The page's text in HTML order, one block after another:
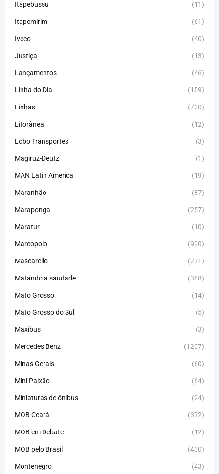
Itapebussu (11)
Itapemirim (61)
Iveco (40)
Justiça (13)
Lançamentos (46)
Linha do Dia (159)
Linhas (730)
Litorânea (12)
Lobo Transportes (3)
Magiruz-Deutz (1)
MAN Latin America (19)
Maranhão (87)
Maraponga (257)
Maratur (10)
Marcopolo (920)
Mascarello (271)
Matando a saudade (388)
Mato Grosso (14)
Mato Grosso do Sul (5)
Maxibus (3)
Mercedes Benz (1207)
Minas Gerais (60)
Mini Paixão (64)
Miniaturas de ônibus (24)
MOB Ceará (372)
MOB em Debate (12)
MOB pelo Brasil (430)
Montenegro (43)